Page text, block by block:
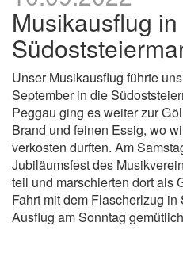
Musikausflug
Unser Musikausflug führte
September in die
Peggau ging es weiter zur
Brand und feinen Essig, wo
verkosten durften. Am
Jubiläumsfest des
teil und marschierten dort als
Fahrt mit dem Flascherlzug
Ausflug am Sonntag